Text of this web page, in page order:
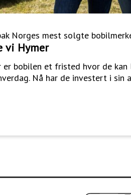
Norges mest solgte
vi Hymer
er bobilen et fristed hvor de
Nå har de investert i sin